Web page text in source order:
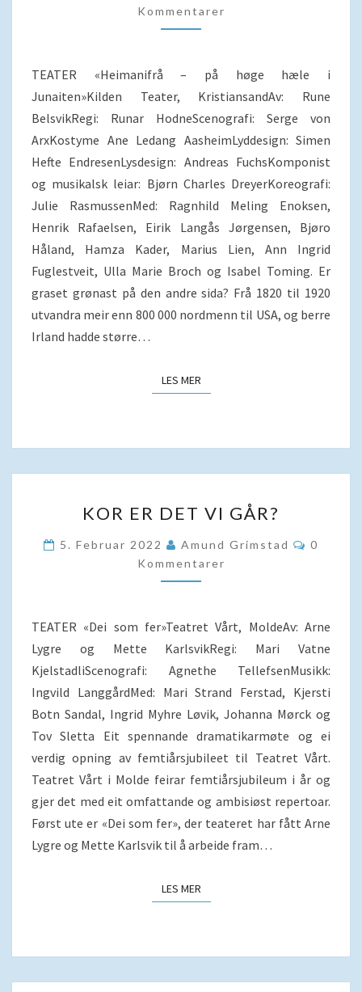
BYGDA
ATT
Kommentarer
TEATER «Heimanifrå – på høge hæle i
Junaiten»Kilden Teater, KristiansandAv: Rune
BelsvikRegi: Runar HodneScenografi: Serge von
ArxKostyme Ane Ledang AasheimLyddesign: Simen
Hefte EndresenLysdesign: Andreas FuchsKomponist
og musikalsk leiar: Bjørn Charles DreyerKoreografi:
Julie RasmussenMed: Ragnhild Meling Enoksen,
Henrik Rafaelsen, Eirik Langås Jørgensen, Bjøro
Håland, Hamza Kader, Marius Lien, Ann Ingrid
Fuglestveit, Ulla Marie Broch og Isabel Toming. Er
graset grønast på den andre sida? Frå 1820 til 1920
utvandra meir enn 800 000 nordmenn til USA, og berre
Irland hadde større…
LES MERLES MER
ER
DET
VI
GÅR?
KOR ER DET VI GÅR?
5. Februar 2022 Amund Grimstad
0
Kommentarer
TEATER «Dei som fer»Teatret Vårt, MoldeAv: Arne
Lygre og Mette KarlsvikRegi: Mari Vatne
KjelstadliScenografi: Agnethe TellefsenMusikk:
Ingvild LanggårdMed: Mari Strand Ferstad, Kjersti
Botn Sandal, Ingrid Myhre Løvik, Johanna Mørck og
Tov Sletta Eit spennande dramatikarmøte og ei
verdig opning av femtiårsjubileet til Teatret Vårt.
Teatret Vårt i Molde feirar femtiårsjubileum i år og
gjer det med eit omfattande og ambisiøst repertoar.
Først ute er «Dei som fer», der teateret har fått Arne
Lygre og Mette Karlsvik til å arbeide fram…
LES MERLES MER